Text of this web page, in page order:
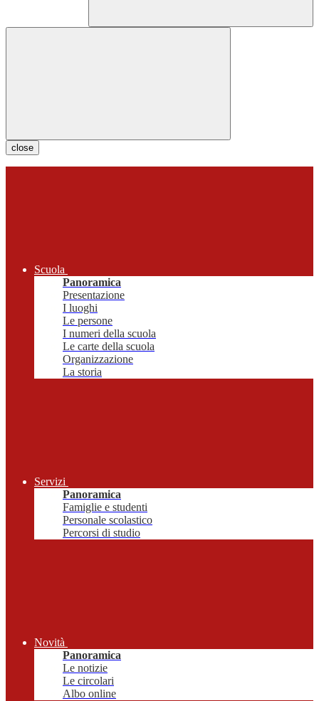
close
Scuola
Panoramica
Presentazione
I luoghi
Le persone
I numeri della scuola
Le carte della scuola
Organizzazione
La storia
Servizi
Panoramica
Famiglie e studenti
Personale scolastico
Percorsi di studio
Novità
Panoramica
Le notizie
Le circolari
Albo online